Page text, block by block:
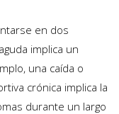
en dos
implica un
una caída o
crónica implica la
durante un largo